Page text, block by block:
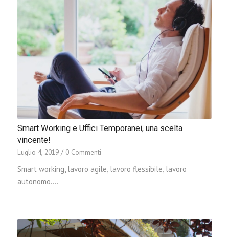
Smart Working e Uffici Temporanei, una scelta
vincente!
Luglio 4, 2019 / 0 Commenti
Smart working, lavoro agile, lavoro flessibile, lavoro
autonomo.…